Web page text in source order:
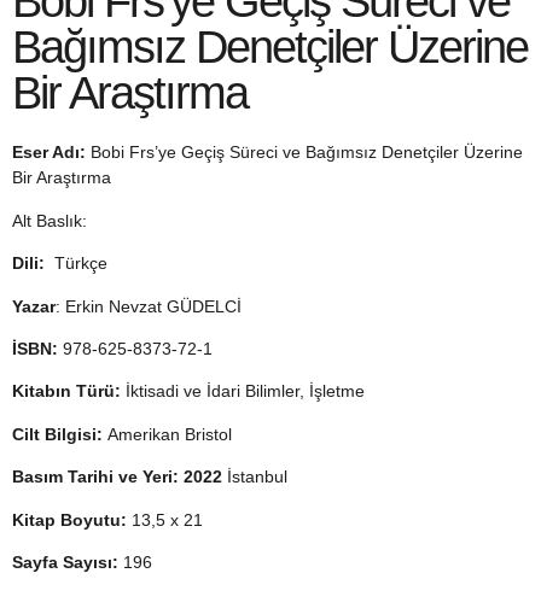
Bağımsız Denetçiler Üzerine
Bir Araştırma
Eser Adı: Bobi Frs’ye Geçiş Süreci ve Bağımsız Denetçiler Üzerine
Bir Araştırma
Alt Baslık:
Dili: Türkçe
Yazar: Erkin Nevzat GÜDELCİ
İSBN: 978-625-8373-72-1
Kitabın Türü: İktisadi ve İdari Bilimler, İşletme
Cilt Bilgisi: Amerikan Bristol
Basım Tarihi ve Yeri: 2022 İstanbul
Kitap Boyutu: 13,5 x 21
Sayfa Sayısı: 196